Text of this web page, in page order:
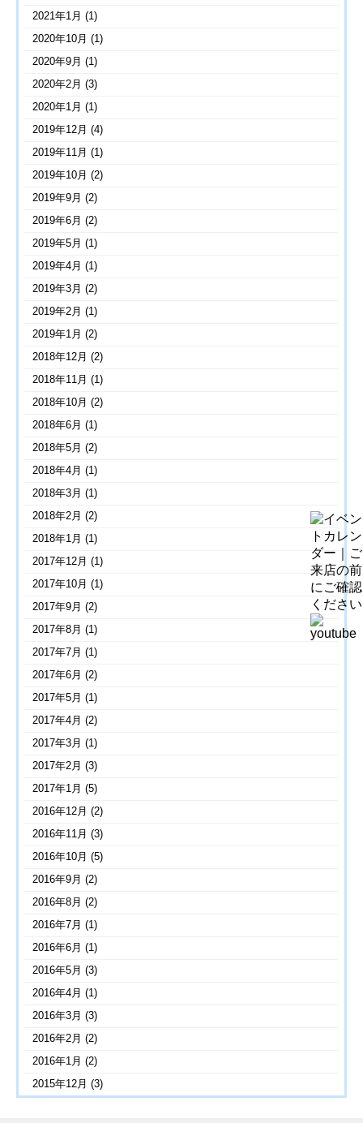
2021年1月 (1)
2020年10月 (1)
2020年9月 (1)
2020年2月 (3)
2020年1月 (1)
2019年12月 (4)
2019年11月 (1)
2019年10月 (2)
2019年9月 (2)
2019年6月 (2)
2019年5月 (1)
2019年4月 (1)
2019年3月 (2)
2019年2月 (1)
2019年1月 (2)
2018年12月 (2)
2018年11月 (1)
2018年10月 (2)
2018年6月 (1)
2018年5月 (2)
2018年4月 (1)
2018年3月 (1)
2018年2月 (2)
2018年1月 (1)
2017年12月 (1)
2017年10月 (1)
2017年9月 (2)
2017年8月 (1)
2017年7月 (1)
2017年6月 (2)
2017年5月 (1)
2017年4月 (2)
2017年3月 (1)
2017年2月 (3)
2017年1月 (5)
2016年12月 (2)
2016年11月 (3)
2016年10月 (5)
2016年9月 (2)
2016年8月 (2)
2016年7月 (1)
2016年6月 (1)
2016年5月 (3)
2016年4月 (1)
2016年3月 (3)
2016年2月 (2)
2016年1月 (2)
2015年12月 (3)